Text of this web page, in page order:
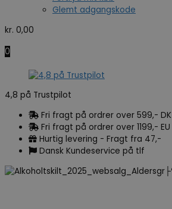
Glemt adgangskode
kr. 0,00
0
4,8 på Trustpilot
Fri fragt på ordrer over 599,- DK
Fri fragt på ordrer over 1199,- EU
Hurtig levering - Fragt fra 47,-
Dansk Kundeservice på tlf